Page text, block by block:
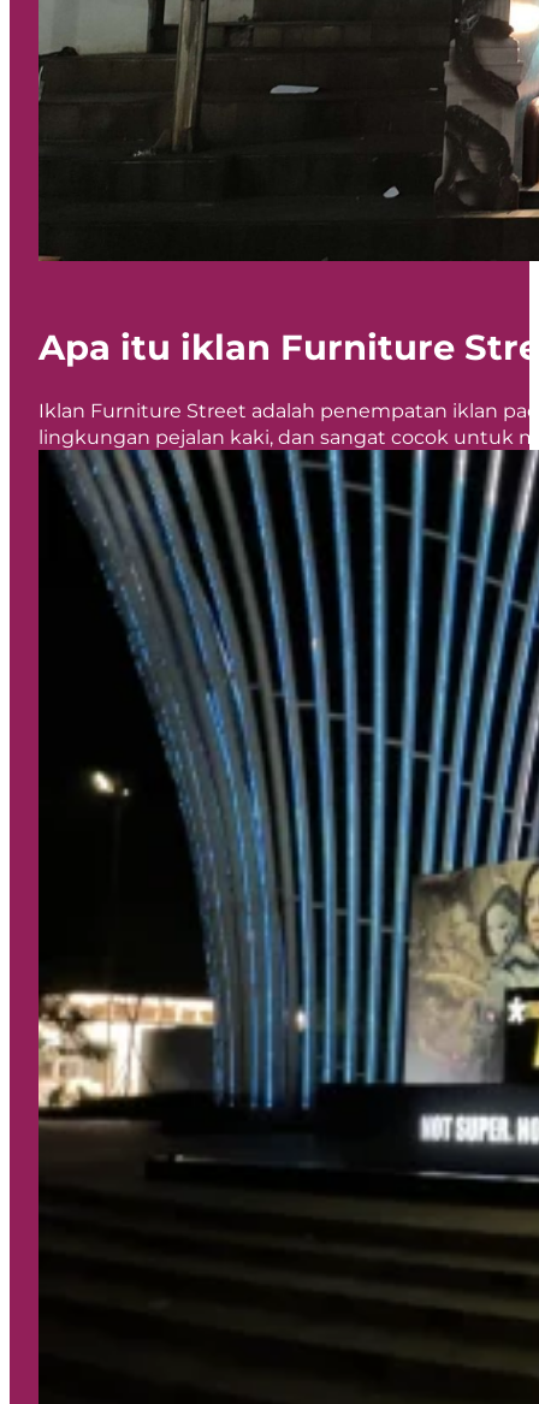
Apa itu iklan Furniture
Iklan Furniture Street adalah penempatan iklan
lingkungan pejalan kaki, dan sangat cocok untuk